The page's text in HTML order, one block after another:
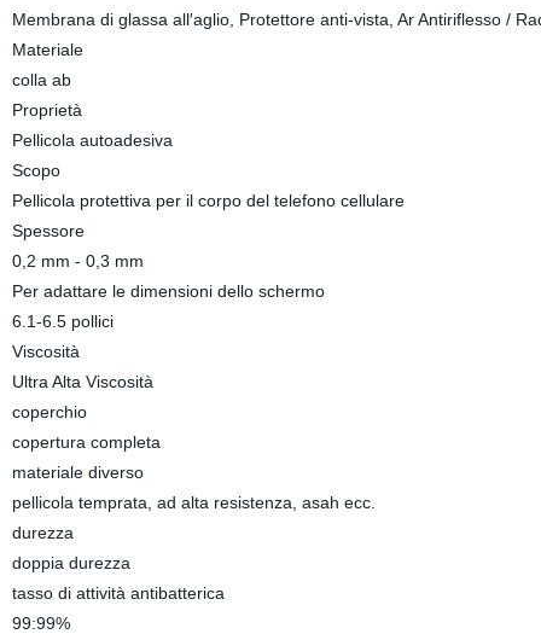
Membrana di glassa all′aglio, Protettore anti-vista, Ar Antiriflesso /
Materiale
colla ab
Proprietà
Pellicola autoadesiva
Scopo
Pellicola protettiva per il corpo del telefono cellulare
Spessore
0,2 mm - 0,3 mm
Per adattare le dimensioni dello schermo
6.1-6.5 pollici
Viscosità
Ultra Alta Viscosità
coperchio
copertura completa
materiale diverso
pellicola temprata, ad alta resistenza, asah ecc.
durezza
doppia durezza
tasso di attività antibatterica
99:99%